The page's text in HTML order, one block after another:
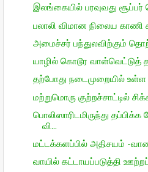
இலங்கையில் பரவுவது
பலாலி விமான நிலைய காணி
அமைச்சர் பந்துலவிற்கும்
யாழில் கொடூர வாள்வெட்டுத்
தற்போது நடைமுறையில் உள்ள
மற்றுமொரு குற்றச்சாட்டில்
பொலிஸாரிடமிருந்து
வி...
மட்டக்களப்பில் அதிசயம் -
வாயில் கட்டாயப்படுத்தி